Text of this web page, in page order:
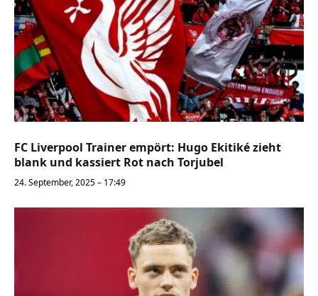
FC Liverpool Trainer empört: Hugo Ekitiké zieht
blank und kassiert Rot nach Torjubel
24. September, 2025 – 17:49